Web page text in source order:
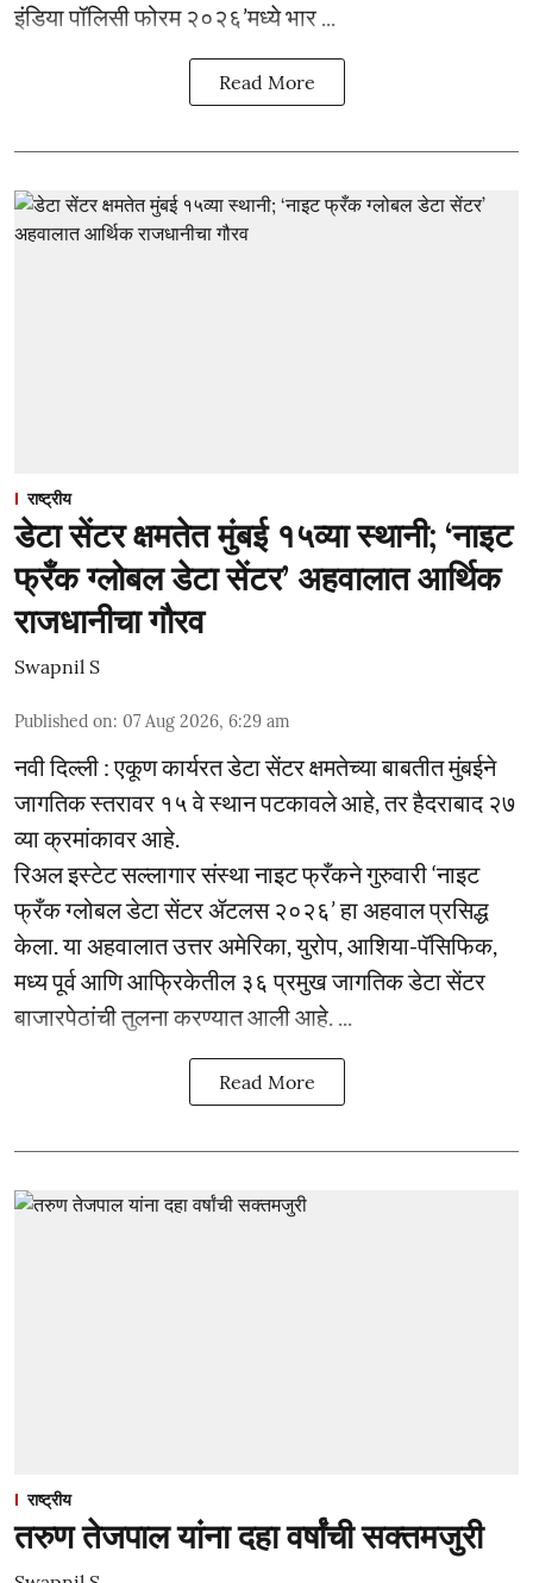
इंडिया पॉलिसी फोरम २०२६’मध्ये भार ...
Read More
राष्ट्रीय
डेटा सेंटर क्षमतेत मुंबई १५व्या स्थानी; ‘नाइट
फ्रँक ग्लोबल डेटा सेंटर’ अहवालात आर्थिक
राजधानीचा गौरव
Swapnil S
Published on: 07 Aug 2026, 6:29 am
नवी दिल्ली : एकूण कार्यरत डेटा सेंटर क्षमतेच्या बाबतीत मुंबईने
जागतिक स्तरावर १५ वे स्थान पटकावले आहे, तर हैदराबाद २७
व्या क्रमांकावर आहे.
रिअल इस्टेट सल्लागार संस्था नाइट फ्रँकने गुरुवारी ‘नाइट
फ्रँक ग्लोबल डेटा सेंटर ॲटलस २०२६’ हा अहवाल प्रसिद्ध
केला. या अहवालात उत्तर अमेरिका, युरोप, आशिया-पॅसिफिक,
मध्य पूर्व आणि आफ्रिकेतील ३६ प्रमुख जागतिक डेटा सेंटर
बाजारपेठांची तुलना करण्यात आली आहे. ...
Read More
राष्ट्रीय
तरुण तेजपाल यांना दहा वर्षांची सक्तमजुरी